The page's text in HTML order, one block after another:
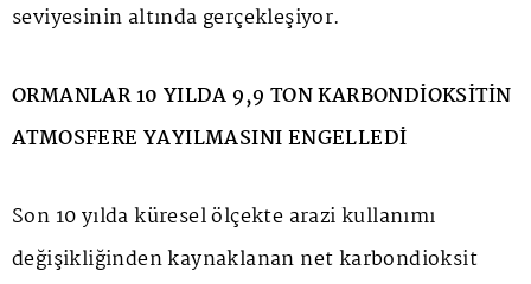
seviyesinin altında gerçekleşiyor.
ORMANLAR 10 YILDA 9,9 TON KARBONDİOKSİTİN
ATMOSFERE YAYILMASINI ENGELLEDİ
Son 10 yılda küresel ölçekte arazi kullanımı
değişikliğinden kaynaklanan net karbondioksit